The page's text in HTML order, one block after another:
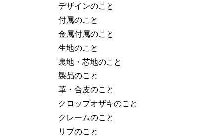
デザインのこと
付属のこと
金属付属のこと
生地のこと
裏地・芯地のこと
製品のこと
革・合皮のこと
クロップオザキのこと
クレームのこと
リブのこと